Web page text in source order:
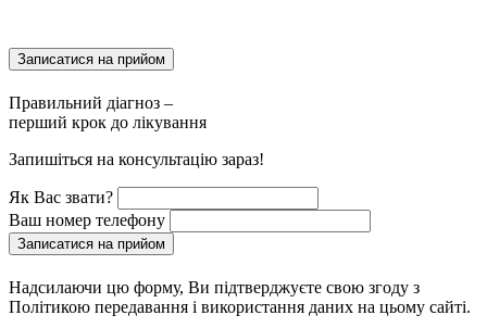
Записатися на прийом
Правильний діагноз –
перший крок до лікування
Запишіться на консультацію зараз!
Як Вас звати?
Ваш номер телефону
Записатися на прийом
Надсилаючи цю форму, Ви підтверджуєте свою згоду з
Політикою передавання і використання даних на цьому сайті.